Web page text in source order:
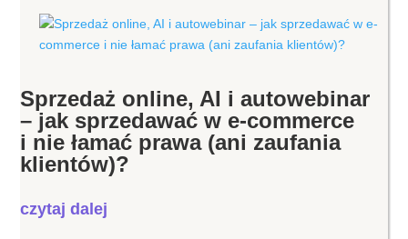
Sprzedaż online, AI i autowebinar
– jak sprzedawać w e-commerce
i nie łamać prawa (ani zaufania
klientów)?
czytaj dalej